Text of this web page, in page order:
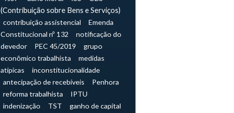
(Contribuição sobre Bens e Serviços)
contribuição assistencial
Emenda
Constitucional nº 132
notificação do
devedor
PEC 45/2019
grupo
econômico trabalhista
medidas
atípicas
inconstitucionalidade
antecipação de recebíveis
Penhora
reforma trabalhista
IPTU
indenização
TST
ganho de capital